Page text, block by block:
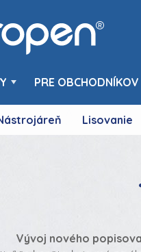
PRE OBCHODNÍKOV
Lisovanie
Vývoj nového